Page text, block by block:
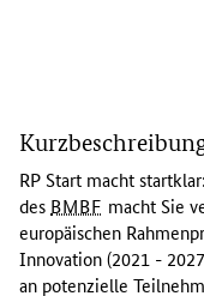
e
s
e
r
W
o
RP Start macht
des BMBF macht Sie
europäischen
Innovation (2021 -
an potenzielle